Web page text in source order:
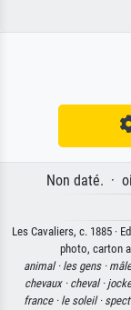
Non daté. ·
Les Cavaliers, c. 1885 ·
photo, carton
animal · les gens ·
chevaux · cheval ·
france · le soleil ·